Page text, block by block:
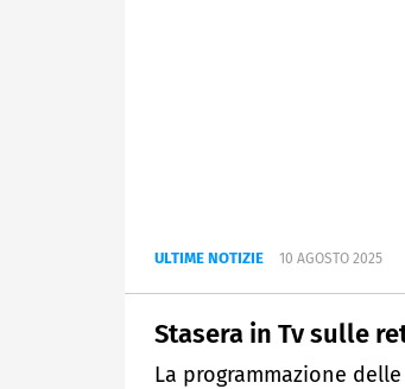
ULTIME NOTIZIE 10 AGOSTO 2025
Stasera in Tv sulle
La programmazione